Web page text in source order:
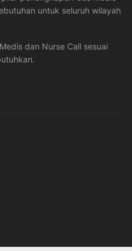
untuk seluruh wilayah
dan Nurse Call sesuai